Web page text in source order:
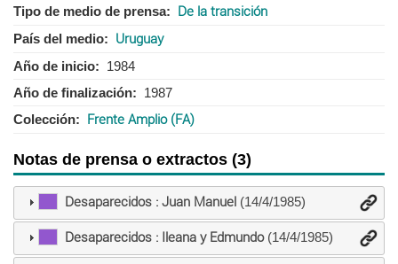
Tipo de medio de prensa
De la transición
País del medio Uruguay
Año de inicio
1984
Año de finalización
1987
Colección
Frente Amplio (FA)
Notas de prensa o extractos (3)
Desaparecidos : Juan Manuel(14/4/1985)
Desaparecidos : Ileana y Edmundo(14/4/1985)